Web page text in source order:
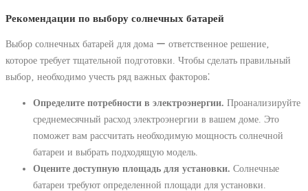
Рекомендации по выбору солнечных батарей
Выбор солнечных батарей для дома ー ответственное решение‚
которое требует тщательной подготовки. Чтобы сделать правильный
выбор‚ необходимо учесть ряд важных факторов⁚
Определите потребности в электроэнергии. Проанализируйте
среднемесячный расход электроэнергии в вашем доме. Это
поможет вам рассчитать необходимую мощность солнечной
батареи и выбрать подходящую модель.
Оцените доступную площадь для установки. Солнечные
батареи требуют определенной площади для установки.